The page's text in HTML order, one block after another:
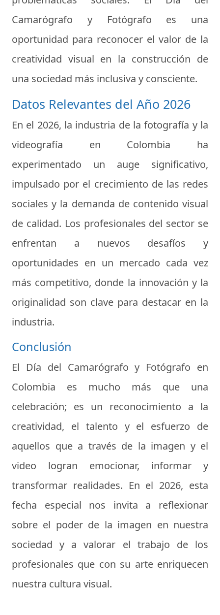
Camarógrafo y Fotógrafo es una
oportunidad para reconocer el valor de la
creatividad visual en la construcción de
una sociedad más inclusiva y consciente.
Datos Relevantes del Año 2026
En el 2026, la industria de la fotografía y la
videografía en Colombia ha
experimentado un auge significativo,
impulsado por el crecimiento de las redes
sociales y la demanda de contenido visual
de calidad. Los profesionales del sector se
enfrentan a nuevos desafíos y
oportunidades en un mercado cada vez
más competitivo, donde la innovación y la
originalidad son clave para destacar en la
industria.
Conclusión
El Día del Camarógrafo y Fotógrafo en
Colombia es mucho más que una
celebración; es un reconocimiento a la
creatividad, el talento y el esfuerzo de
aquellos que a través de la imagen y el
video logran emocionar, informar y
transformar realidades. En el 2026, esta
fecha especial nos invita a reflexionar
sobre el poder de la imagen en nuestra
sociedad y a valorar el trabajo de los
profesionales que con su arte enriquecen
nuestra cultura visual.